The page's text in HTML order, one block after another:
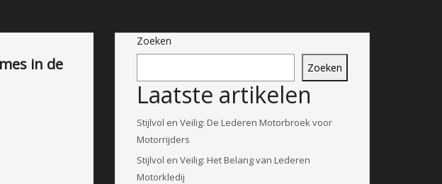
in de
Zoeken
Zoeken
Laatste artikelen
Stijlvol en Veilig: De Lederen Motorbroek voor
Motorrijders
Stijlvol en Veilig: Het Belang van Lederen
Motorkledij